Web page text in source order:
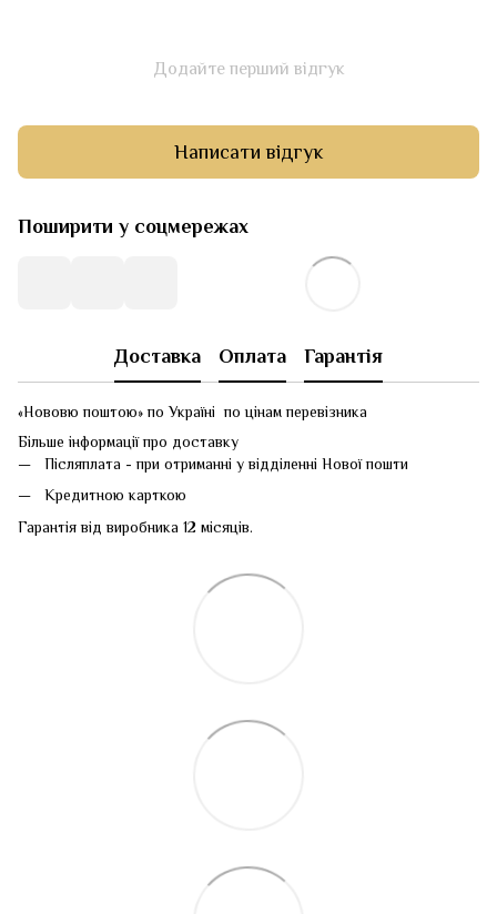
Додайте перший відгук
Написати відгук
Поширити у соцмережах
Доставка Оплата Гарантія
«Нововю поштою» по Україні по цінам перевізника
Більше інформації про доставку
Післяплата - при отриманні у відділенні Нової пошти
Кредитною карткою
Гарантія від виробника 12 місяців.